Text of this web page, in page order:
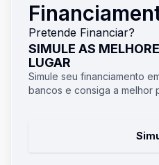
Pretende Financiar?
SIMULE AS
LUGAR
Simule seu financiamento
bancos e consiga a melhor